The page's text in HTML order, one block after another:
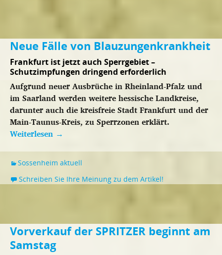
Neue Fälle von Blauzungenkrankheit
Frankfurt ist jetzt auch Sperrgebiet –
Schutzimpfungen dringend erforderlich
Aufgrund neuer Ausbrüche in Rheinland-Pfalz und
im Saarland werden weitere hessische Landkreise,
darunter auch die kreisfreie Stadt Frankfurt und der
Main-Taunus-Kreis, zu Sperrzonen erklärt.
Weiterlesen →
Sossenheim aktuell
Schreiben Sie Ihre Meinung zu dem Artikel!
Vorverkauf der SPRITZER beginnt am
Samstag